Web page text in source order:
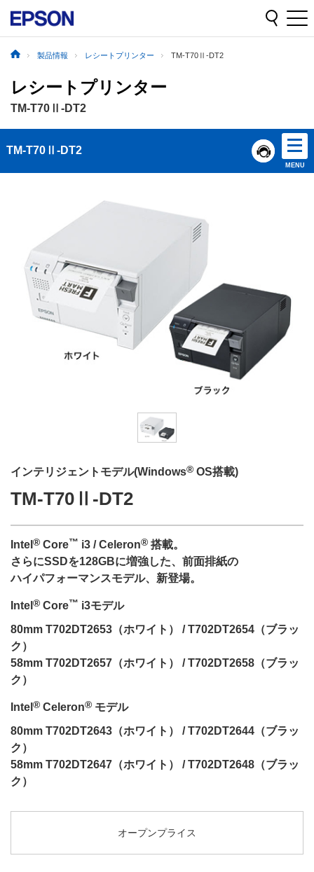
製品情報 レシートプリンター TM-T70Ⅱ-DT2
レシートプリンター
TM-T70Ⅱ-DT2
TM-T70Ⅱ-DT2
MENU
インテリジェントモデル(Windows® OS搭載)
TM-T70Ⅱ-DT2
Intel ® Core™ i3 / Celeron® 搭載。
さらにSSDを128GBに増強した、前面排紙の
ハイパフォーマンスモデル、新登場。
Intel ® Core™ i3モデル
80mm T702DT2653（ホワイト） / T702DT2654（ブラッ
ク）
58mm T702DT2657（ホワイト） / T702DT2658（ブラッ
ク）
Intel ® Celeron® モデル
80mm T702DT2643（ホワイト） / T702DT2644（ブラッ
ク）
58mm T702DT2647（ホワイト） / T702DT2648（ブラッ
ク）
オープンプライス